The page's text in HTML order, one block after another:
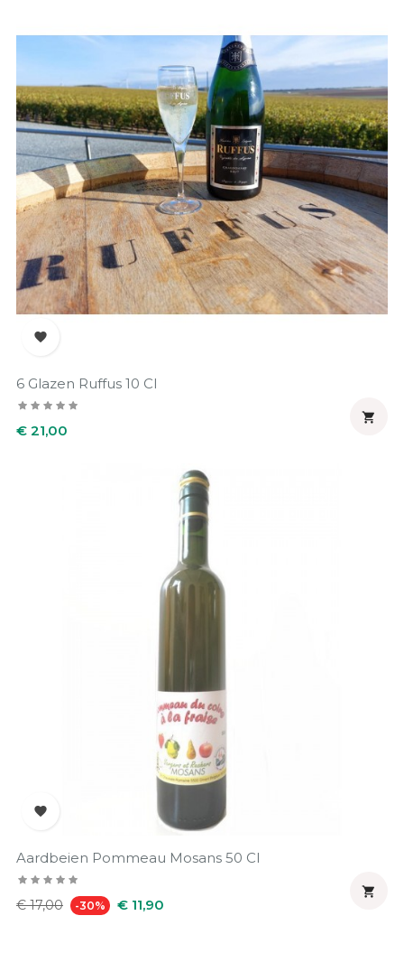

6 Glazen Ruffus 10 Cl
Prijs
€ 21,00


Aardbeien Pommeau Mosans 50 Cl
Normale
€ 17,00 -30% Prijs
€ 11,90
